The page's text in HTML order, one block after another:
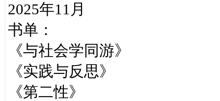
2025年11月
书单：
《与社会学同游》
《实践与反思》
《第二性》